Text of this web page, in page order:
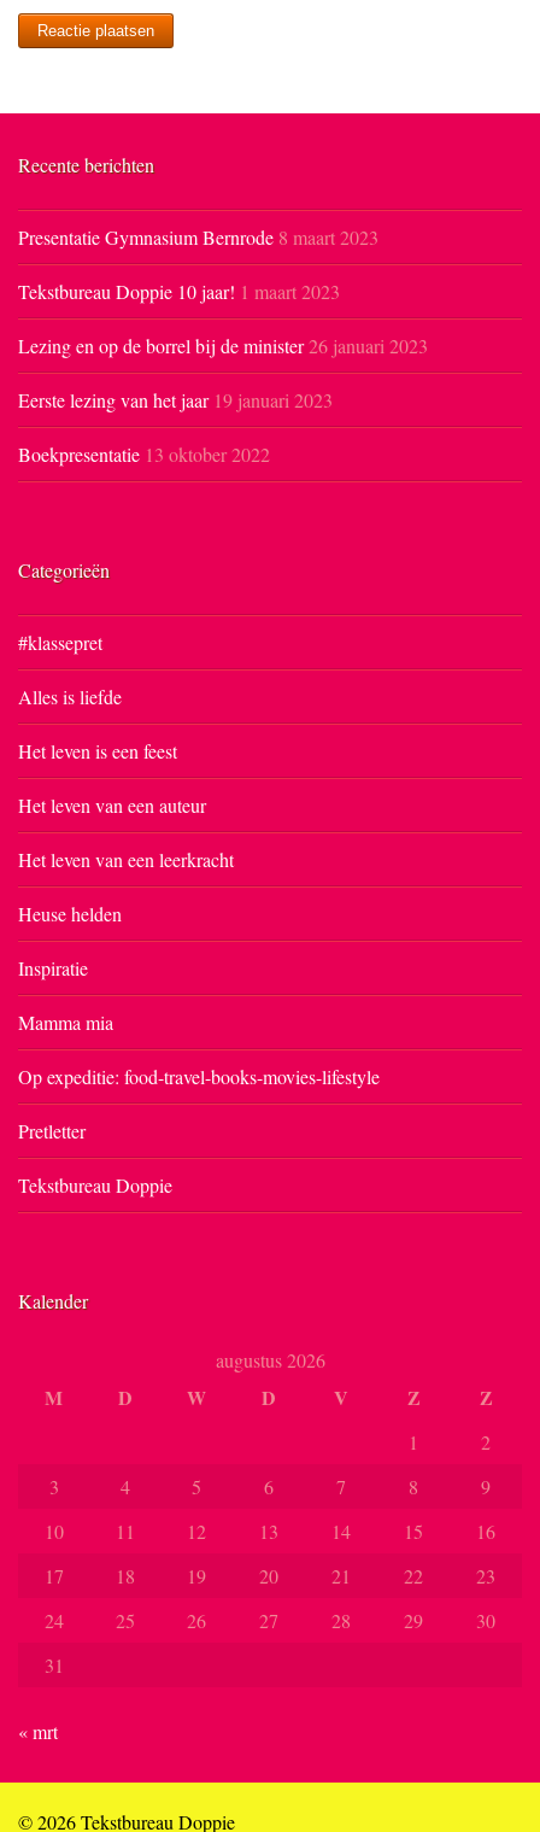
Recente berichten
Presentatie Gymnasium Bernrode 8 maart 2023
Tekstbureau Doppie 10 jaar! 1 maart 2023
Lezing en op de borrel bij de minister26 januari 2023
Eerste lezing van het jaar 19 januari 2023
Boekpresentatie 13 oktober 2022
Categorieën
#klassepret
Alles is liefde
Het leven is een feest
Het leven van een auteur
Het leven van een leerkracht
Heuse helden
Inspiratie
Mamma mia
Op expeditie: food-travel-books-movies-lifestyle
Pretletter
Tekstbureau Doppie
Kalender
augustus 2026
M D W D V Z Z
1
2
3
4 5 6 7 8
9
10
11 12 13 14 15
16
17
18 19 20 21 22
23
24
25 26 27 28 29
30
31
« mrt
© 2026 Tekstbureau Doppie